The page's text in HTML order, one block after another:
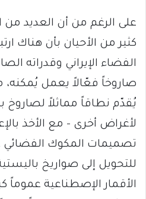
على الرغم من أن العديد من
كثير من الأحيان بأن هناك
الفضاء الإيراني وقدراته
صاروخاً فعّالاً يعمل يُمكنه،
يُقدّم نطاقاً مماثلاً لصاروخ
لأغراض أخرى – مع الأخذ
تصميمات المكوك الفضائي
للتحويل إلى صواريخ
الأقمار الإصطناعية عموماً